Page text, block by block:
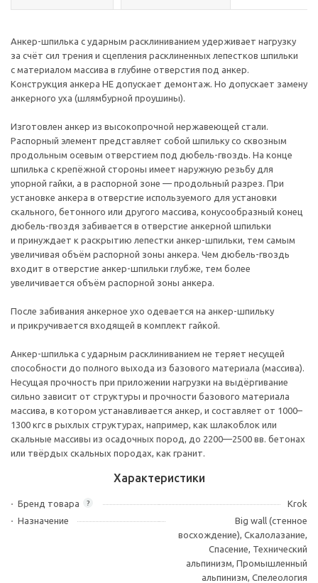
Анкер-шпилька с ударным расклиниванием удерживает нагрузку
за счёт сил трения и сцепления расклиненных лепестков шпильки
с материалом массива в глубине отверстия под анкер.
Конструкция анкера НЕ допускает демонтаж. Но допускает замену
анкерного уха (шлямбурной проушины).
Изготовлен анкер из высокопрочной нержавеющей стали.
Распорный элемент представляет собой шпильку со сквозным
продольным осевым отверстием под дюбель-гвоздь. На конце
шпилька с крепёжной стороны имеет наружную резьбу для
упорной гайки, а в распорной зоне — продольный разрез. При
установке анкера в отверстие используемого для установки
скального, бетонного или другого массива, конусообразный конец
дюбель-гвоздя забивается в отверстие анкерной шпильки
и принуждает к раскрытию лепестки анкер-шпильки, тем самым
увеличивая объём распорной зоны анкера. Чем дюбель-гвоздь
входит в отверстие анкер-шпильки глубже, тем более
увеличивается объём распорной зоны анкера.
После забивания анкерное ухо одевается на анкер-шпильку
и прикручивается входящей в комплект гайкой.
Анкер-шпилька с ударным расклиниванием не теряет несущей
способности до полного выхода из базового материала (массива).
Несущая прочность при приложении нагрузки на выдёргивание
сильно зависит от структуры и прочности базового материала
массива, в котором устанавливается анкер, и составляет от 1000–
1300 кгс в рыхлых структурах, например, как шлакоблок или
скальные массивы из осадочных пород, до 2200—2500 вв. бетонах
или твёрдых скальных породах, как гранит.
Характеристики
?
Бренд товара
Krok
Назначение
Big wall (стенное
восхождение), Скалолазание,
Спасение, Технический
альпинизм, Промышленный
альпинизм, Спелеология